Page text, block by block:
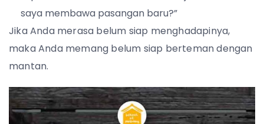
saya membawa pasangan baru?”
Jika Anda merasa belum siap menghadapinya,
maka Anda memang belum siap berteman dengan
mantan.